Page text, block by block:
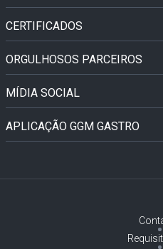
CERTIFICADOS
ORGULHOSOS PARCEIROS
MÍDIA SOCIAL
APLICAÇÃO GGM GASTRO